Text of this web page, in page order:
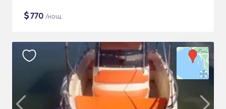
$770 /нощ